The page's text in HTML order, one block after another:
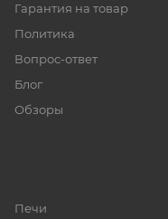
Гарантия на товар
Политика
Вопрос-ответ
Блог
Обзоры
Печи